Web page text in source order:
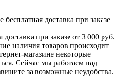
доставка при заказе
при заказе от 3 000 руб.
наличия товаров происходит
магазине некоторые
Сейчас мы работаем над
за возможные неудобства.